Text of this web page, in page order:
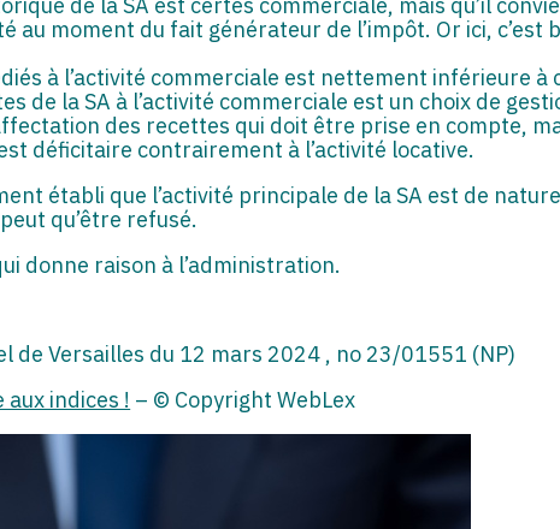
au moment du fait générateur de l’impôt. Or ici,
à l’activité commerciale est nettement inférieure à
de la SA à l’activité commerciale est un choix de
des recettes qui doit être prise en compte,
déficitaire contrairement à l’activité locative.
établi que l’activité principale de la SA est de
qu’être refusé.
donne raison à l’administration.
de Versailles du 12 mars 2024 , no 23/01551 (NP)
aux indices ! – © Copyright WebLex